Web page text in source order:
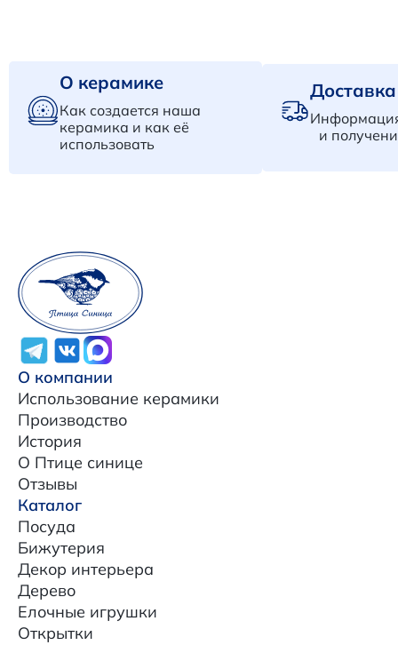
О керамике
Как создается наша
керамика и как её
использовать
и
О компании
Использование керамики
Производство
История
О Птице синице
Отзывы
Каталог
Посуда
Бижутерия
Декор интерьера
Дерево
Елочные игрушки
Открытки